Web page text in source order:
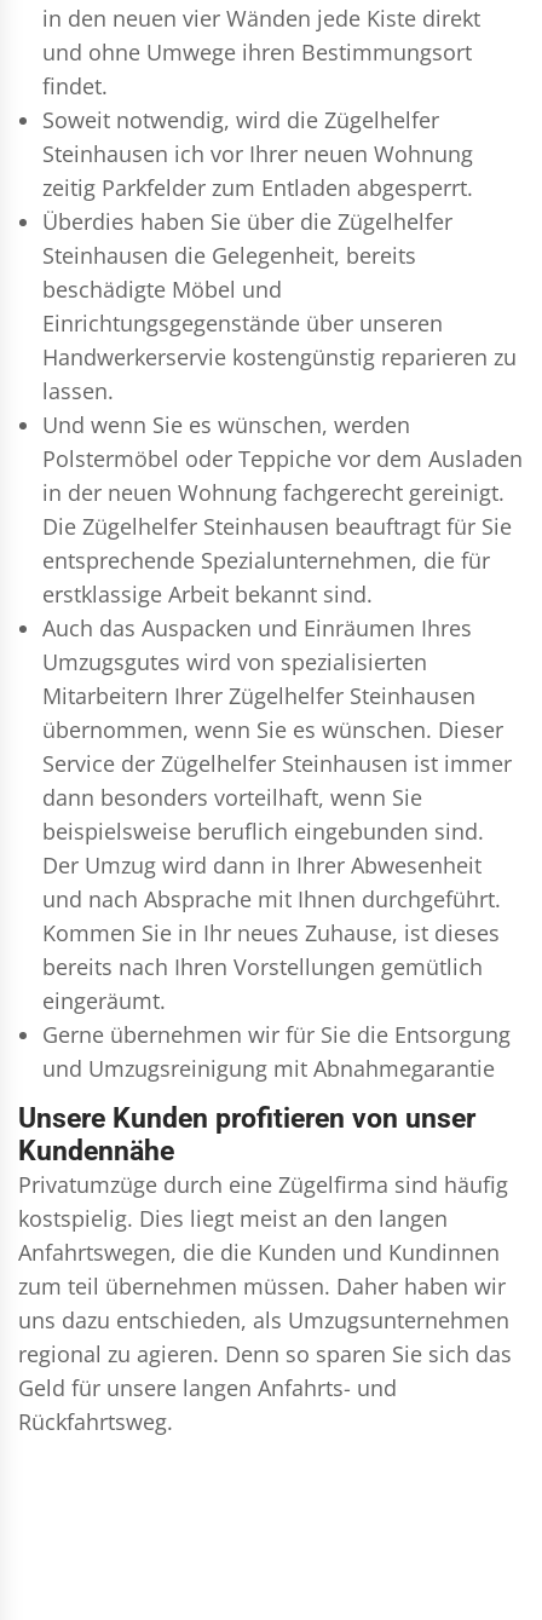
in den neuen vier Wänden jede Kiste direkt
und ohne Umwege ihren Bestimmungsort
findet.
Soweit notwendig, wird die Zügelhelfer
Steinhausen ich vor Ihrer neuen Wohnung
zeitig Parkfelder zum Entladen abgesperrt.
Überdies haben Sie über die Zügelhelfer
Steinhausen die Gelegenheit, bereits
beschädigte Möbel und
Einrichtungsgegenstände über unseren
Handwerkerservie kostengünstig reparieren zu
lassen.
Und wenn Sie es wünschen, werden
Polstermöbel oder Teppiche vor dem Ausladen
in der neuen Wohnung fachgerecht gereinigt.
Die Zügelhelfer Steinhausen beauftragt für Sie
entsprechende Spezialunternehmen, die für
erstklassige Arbeit bekannt sind.
Auch das Auspacken und Einräumen Ihres
Umzugsgutes wird von spezialisierten
Mitarbeitern Ihrer Zügelhelfer Steinhausen
übernommen, wenn Sie es wünschen. Dieser
Service der Zügelhelfer Steinhausen ist immer
dann besonders vorteilhaft, wenn Sie
beispielsweise beruflich eingebunden sind.
Der Umzug wird dann in Ihrer Abwesenheit
und nach Absprache mit Ihnen durchgeführt.
Kommen Sie in Ihr neues Zuhause, ist dieses
bereits nach Ihren Vorstellungen gemütlich
eingeräumt.
Gerne übernehmen wir für Sie die Entsorgung
und Umzugsreinigung mit Abnahmegarantie
Unsere Kunden profitieren von unser
Kundennähe
Privatumzüge durch eine Zügelfirma sind häufig
kostspielig. Dies liegt meist an den langen
Anfahrtswegen, die die Kunden und Kundinnen
zum teil übernehmen müssen. Daher haben wir
uns dazu entschieden, als Umzugsunternehmen
regional zu agieren. Denn so sparen Sie sich das
Geld für unsere langen Anfahrts- und
Rückfahrtsweg.